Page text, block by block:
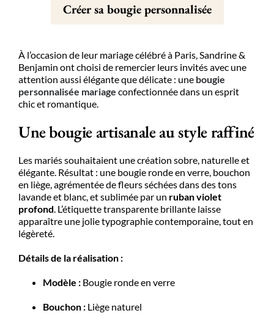
Créer sa bougie personnalisée
À l’occasion de leur mariage célébré à Paris, Sandrine &
Benjamin ont choisi de remercier leurs invités avec une
attention aussi élégante que délicate : une bougie
personnalisée mariage confectionnée dans un esprit
chic et romantique.
Une bougie artisanale au style raffiné
Les mariés souhaitaient une création sobre, naturelle et
élégante. Résultat : une bougie ronde en verre, bouchon
en liège, agrémentée de fleurs séchées dans des tons
lavande et blanc, et sublimée par un ruban violet
profond . L’étiquette transparente brillante laisse
apparaître une jolie typographie contemporaine, tout en
légèreté.
Détails de la réalisation :
Modèle : Bougie ronde en verre
Bouchon : Liège naturel